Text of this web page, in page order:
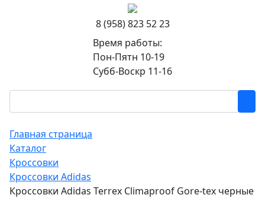
8 (958) 823 52 23
Время работы:
Пон-Пятн 10-19
Субб-Воскр 11-16
Главная страница
Каталог
Кроссовки
Кроссовки Adidas
Кроссовки Adidas Terrex Climaproof Gore-tex черные